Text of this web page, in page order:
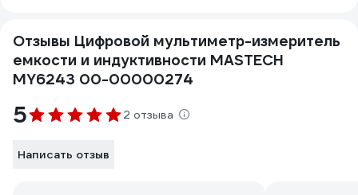
Отзывы Цифровой мультиметр-измеритель
емкости и индуктивности MASTECH
MY6243 00-00000274
5 2 отзыва
Написать отзыв